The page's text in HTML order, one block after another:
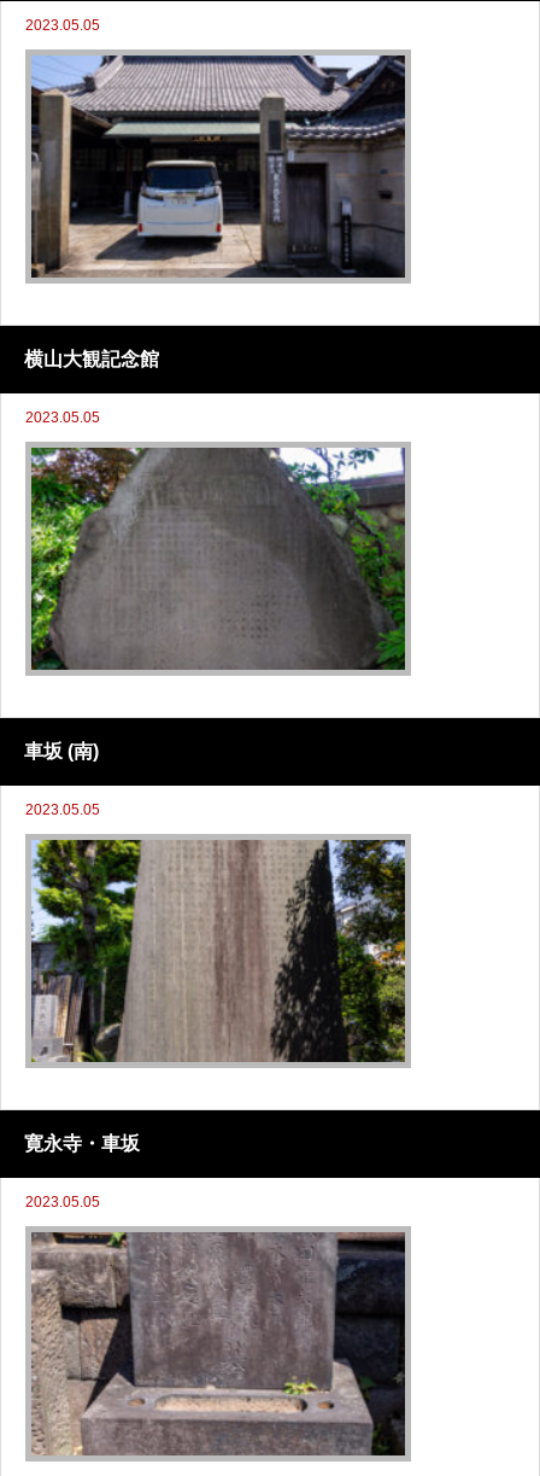
2023.05.05
横山大観記念館
2023.05.05
車坂 (南)
2023.05.05
寛永寺・車坂
2023.05.05